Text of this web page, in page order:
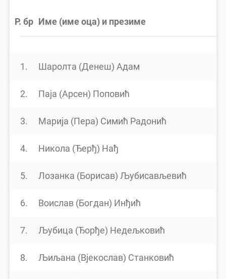
Р. бр Име (име оца) и презиме
1. Шаролта (Денеш) Адам
2. Паја (Арсен) Поповић
3. Марија (Пера) Симић Радонић
4. Никола (Ђерђ) Нађ
5. Лозанка (Борисав) Љубисављевић
6. Воислав (Богдан) Инђић
7. Љубица (Ђорђе) Недељковић
8. Љиљана (Вјекослав) Станковић